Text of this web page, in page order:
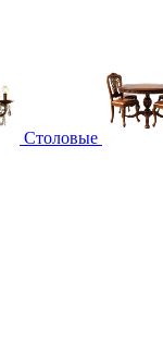
Столовые